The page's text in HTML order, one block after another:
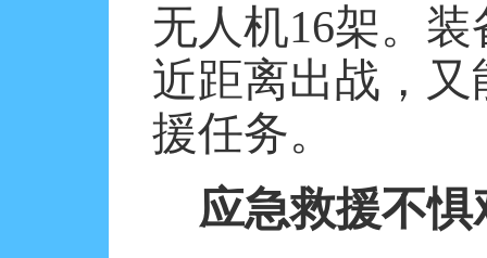
无人机16架。装
近距离出战，
援任务。
应急救援不惧